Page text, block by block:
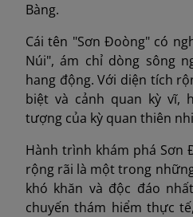
Bàng.
Cái tên "Sơn Đoòng" có
Núi", ám chỉ dòng sông
hang động. Với diện tích
biệt và cảnh quan kỳ vĩ,
tượng của kỳ quan thiên
Hành trình khám phá Sơn
rộng rãi là một trong
khó khăn và độc đáo
chuyến thám hiểm thực